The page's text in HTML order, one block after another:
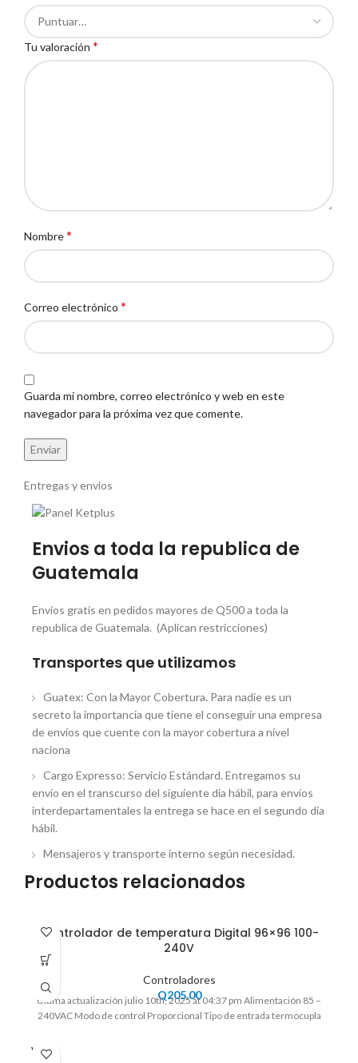
Tu valoración *
Nombre*
Correo electrónico *
Guarda mi nombre, correo electrónico y web en este
navegador para la próxima vez que comente.
Entregas y envios
Envios a toda la republica de
Guatemala
Envios gratis en pedidos mayores de Q500 a toda la
republica de Guatemala. (Aplican restricciones)
Transportes que utilizamos
Guatex: Con la Mayor Cobertura. Para nadie es un
secreto la importancia que tiene el conseguir una empresa
de envíos que cuente con la mayor cobertura a nivel
naciona
Cargo Expresso: Servicio Estándard. Entregamos su
envio en el transcurso del siguiente dia hábil, para envios
interdepartamentales la entrega se hace en el segundo dia
hábil.
Mensajeros y transporte interno según necesidad.
Productos relacionados
Controlador de temperatura Digital 96×96 100-
240V
Controladores
Q205.00
Ultima actualización julio 10th, 2025 at 04:37 pm Alimentación 85 –
240VAC Modo de control Proporcional Tipo de entrada termocupla
VENDI
DO